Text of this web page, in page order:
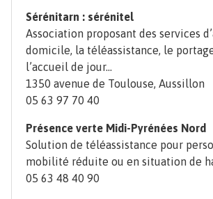
Sérénitarn : sérénitel
Association proposant des services
domicile, la téléassistance, le
l’accueil de jour…
1350 avenue de Toulouse, Aussillon
05 63 97 70 40
Présence verte Midi-Pyrénées Nord
Solution de téléassistance pour
mobilité réduite ou en situation de
05 63 48 40 90